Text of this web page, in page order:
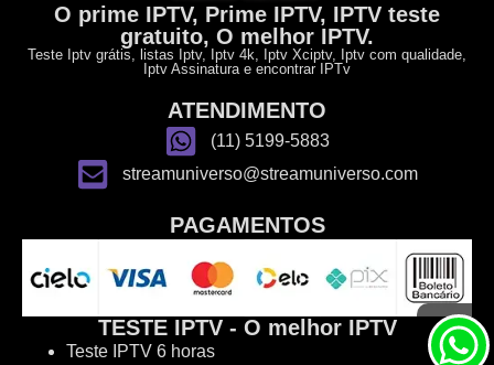
O prime IPTV, Prime IPTV, IPTV teste
gratuito, O melhor IPTV.
Teste Iptv grátis, listas Iptv, Iptv 4k, Iptv Xciptv, Iptv com qualidade,
Iptv Assinatura e encontrar IPTv
ATENDIMENTO
(11) 5199-5883
streamuniverso@streamuniverso.com
PAGAMENTOS
TESTE IPTV - O melhor IPTV
Teste IPTV 6 horas